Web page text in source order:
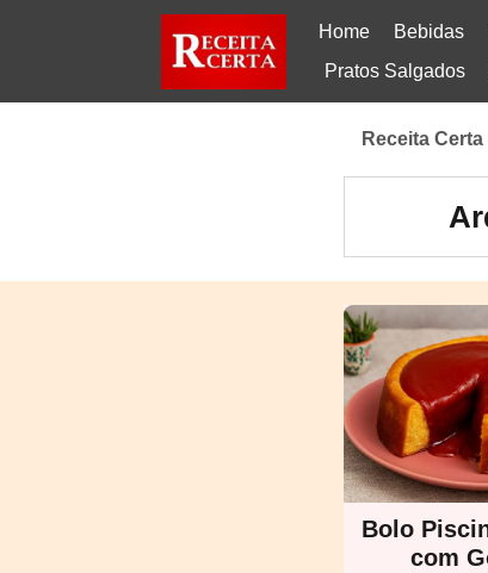
Home Bebidas
Pratos Salgados
Receita Certa
Bolo
com